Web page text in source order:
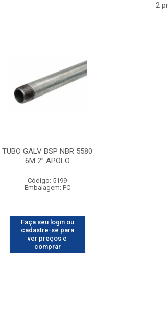
2
TUBO GALV BSP NBR 5580
6M 2” APOLO
Código: 5199
Embalagem: PC
Faça seu login ou
cadastre-se para
ver preços e
comprar